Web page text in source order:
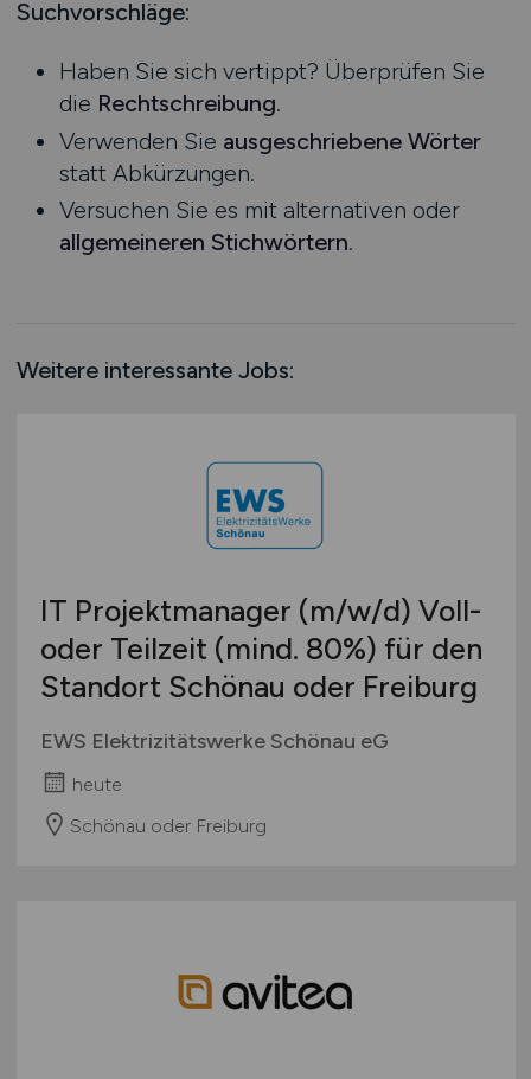
SAP / ERP Beratung
Social Media
System- & Netzwerkadministration
Technische Dokumentation
Telekommunikation
Webentwicklung
Ausbildung / Studium
Praktikum
Mecklenburg-Vorpommern
Nordrhein-Westfalen
Rheinland-Pfalz
Saarland
Sachsen
Sachsen-Anhalt
Schleswig-Holstein
Schweiz
Suchvorschläge:
Haben Sie sich vertippt? Überprüfen Sie
die Rechtschreibung.
Verwenden Sie ausgeschriebene Wörter
statt Abkürzungen.
Versuchen Sie es mit alternativen oder
allgemeineren Stichwörtern.
Weitere interessante Jobs:
IT Projektmanager (m/w/d) Voll-
oder Teilzeit (mind. 80%) für den
Standort Schönau oder Freiburg
EWS Elektrizitätswerke Schönau eG
heute
Schönau oder Freiburg